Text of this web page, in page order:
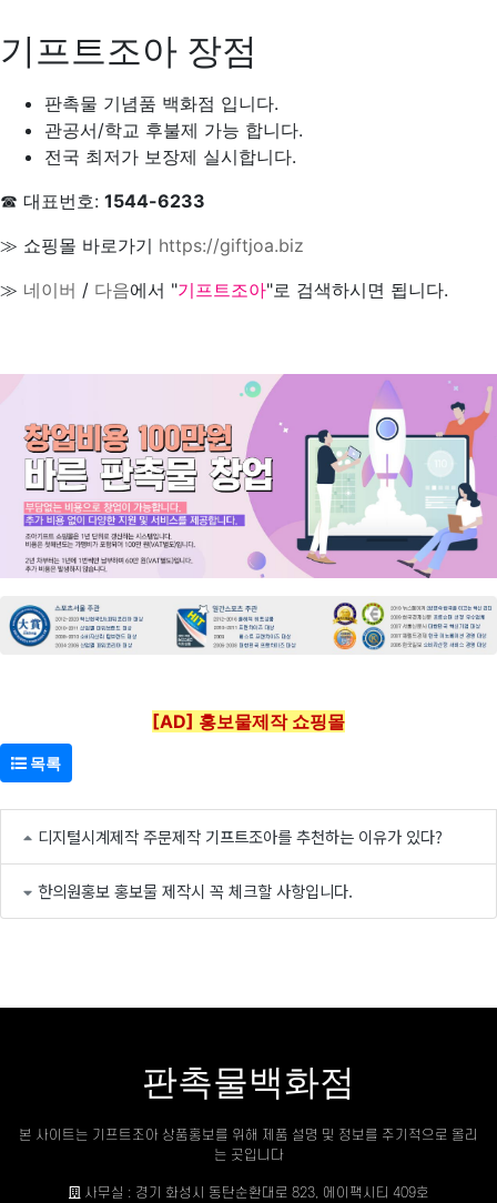
기프트조아 장점
판촉물 기념품 백화점 입니다.
관공서/학교 후불제 가능 합니다.
전국 최저가 보장제 실시합니다.
☎ 대표번호: 1544-6233
≫ 쇼핑몰 바로가기 https://giftjoa.biz
≫ 네이버 / 다음에서 "기프트조아"로 검색하시면 됩니다.
[AD] 홍보물제작 쇼핑몰
목록
디지털시계제작 주문제작 기프트조아를 추천하는 이유가 있다?
한의원홍보 홍보물 제작시 꼭 체크할 사항입니다.
판촉물백화점
본 사이트는 기프트조아 상품홍보를 위해 제품 설명 및 정보를 주기적으로 올리
는 곳입니다
사무실 : 경기 화성시 동탄순환대로 823, 에이팩시티 409호